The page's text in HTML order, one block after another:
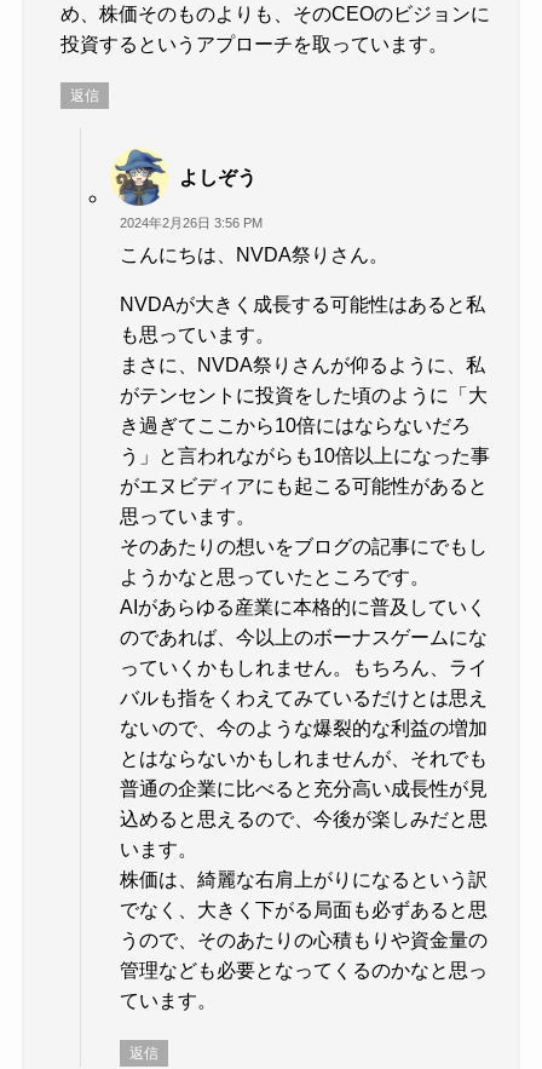
め、株価そのものよりも、そのCEOのビジョンに
投資するというアプローチを取っています。
返信
よしぞう
2024年2月26日 3:56 PM
こんにちは、NVDA祭りさん。
NVDAが大きく成長する可能性はあると私
も思っています。
まさに、NVDA祭りさんが仰るように、私
がテンセントに投資をした頃のように「大
き過ぎてここから10倍にはならないだろ
う」と言われながらも10倍以上になった事
がエヌビディアにも起こる可能性があると
思っています。
そのあたりの想いをブログの記事にでもし
ようかなと思っていたところです。
AIがあらゆる産業に本格的に普及していく
のであれば、今以上のボーナスゲームにな
っていくかもしれません。もちろん、ライ
バルも指をくわえてみているだけとは思え
ないので、今のような爆裂的な利益の増加
とはならないかもしれませんが、それでも
普通の企業に比べると充分高い成長性が見
込めると思えるので、今後が楽しみだと思
います。
株価は、綺麗な右肩上がりになるという訳
でなく、大きく下がる局面も必ずあると思
うので、そのあたりの心積もりや資金量の
管理なども必要となってくるのかなと思っ
ています。
返信